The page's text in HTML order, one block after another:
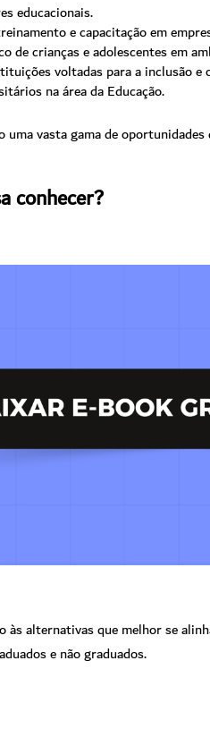
educacionais.
e capacitação em
de crianças e adolescentes em
voltadas para a inclusão
na área da Educação.
vasta gama de
conhecer?
alternativas que melhor se
e não graduados.